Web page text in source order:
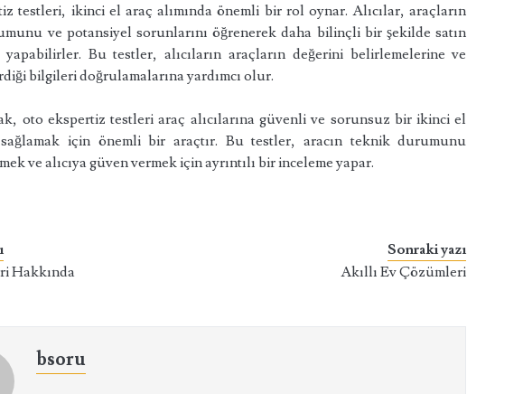
testleri, ikinci el araç alımında önemli bir rol oynar. Alıcılar, araçların
ve potansiyel sorunlarını öğrenerek daha bilinçli bir şekilde satın
yapabilirler. Bu testler, alıcıların araçların değerini belirlemelerine ve
bilgileri doğrulamalarına yardımcı olur.
oto ekspertiz testleri araç alıcılarına güvenli ve sorunsuz bir ikinci el
sağlamak için önemli bir araçtır. Bu testler, aracın teknik durumunu
ve alıcıya güven vermek için ayrıntılı bir inceleme yapar.
Hakkında
Sonraki yazı
Akıllı Ev Çözümleri
bsoru